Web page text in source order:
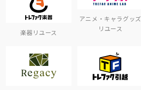
楽器リユース
アニメ・キャラグッズ
リユース